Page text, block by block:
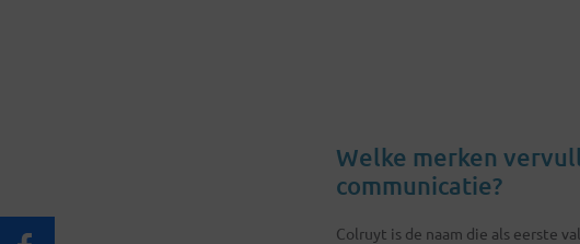
Welke merken
communicatie?
Colruyt is de naam die als eerste